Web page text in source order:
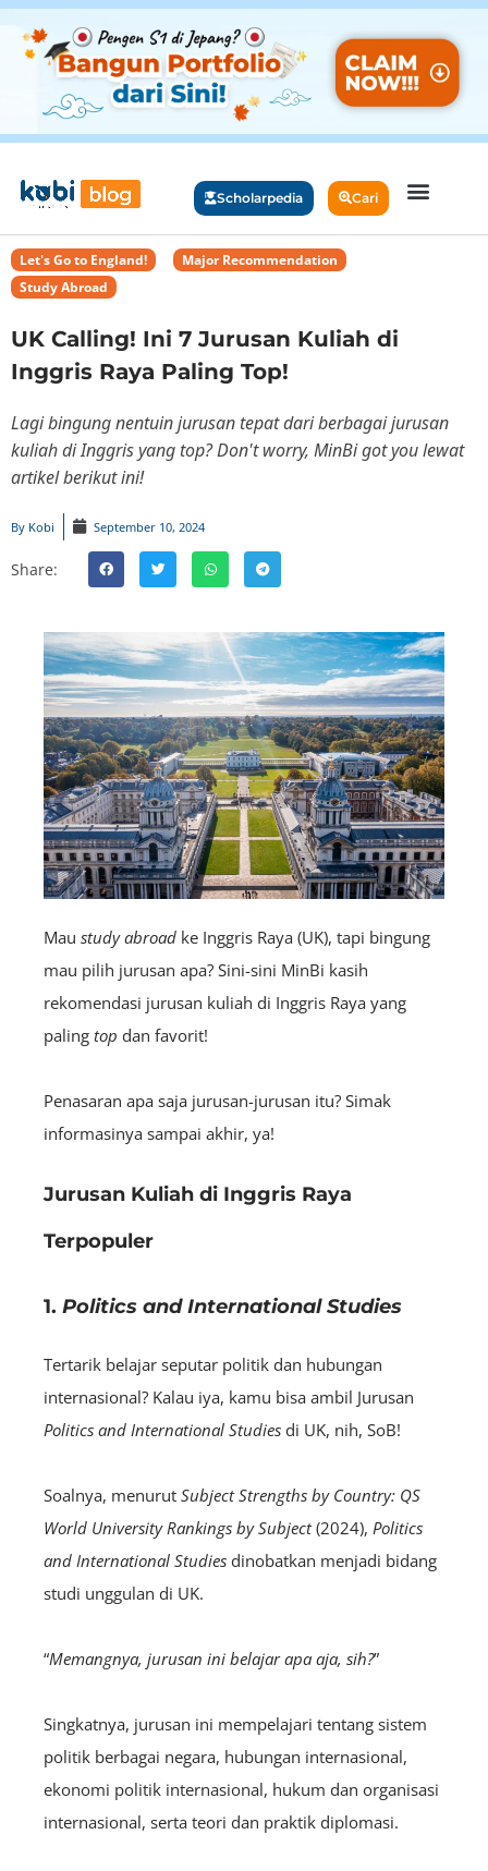
Scholarpedia Cari
Let's Go to England! Major Recommendation
Study Abroad
UK Calling! Ini 7 Jurusan Kuliah di
Inggris Raya Paling Top!
Lagi bingung nentuin jurusan tepat dari berbagai jurusan
kuliah di Inggris yang top? Don't worry, MinBi got you lewat
artikel berikut ini!
By Kobi September 10, 2024
Share:
Mau study abroad ke Inggris Raya (UK), tapi bingung
mau pilih jurusan apa? Sini-sini MinBi kasih
rekomendasi jurusan kuliah di Inggris Raya yang
paling top dan favorit!
Penasaran apa saja jurusan-jurusan itu? Simak
informasinya sampai akhir, ya!
Jurusan Kuliah di Inggris Raya
Terpopuler
1. Politics and International Studies
Tertarik belajar seputar politik dan hubungan
internasional? Kalau iya, kamu bisa ambil Jurusan
Politics and International Studies di UK, nih, SoB!
Soalnya, menurut Subject Strengths by Country: QS
World University Rankings by Subject(2024), Politics
and International Studies dinobatkan menjadi bidang
studi unggulan di UK.
“Memangnya, jurusan ini belajar apa aja, sih?”
Singkatnya, jurusan ini mempelajari tentang sistem
politik berbagai negara, hubungan internasional,
ekonomi politik internasional, hukum dan organisasi
internasional, serta teori dan praktik diplomasi.